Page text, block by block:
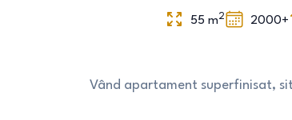
55 m2 2000+
Vând apartament superfinisat,